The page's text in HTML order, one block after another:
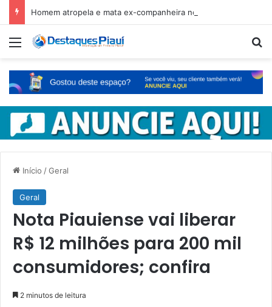
Menu
Início /Geral
Geral
Nota Piauiense vai liberar
R$ 12 milhões para 200 mil
consumidores; confira
2 minutos de leitura